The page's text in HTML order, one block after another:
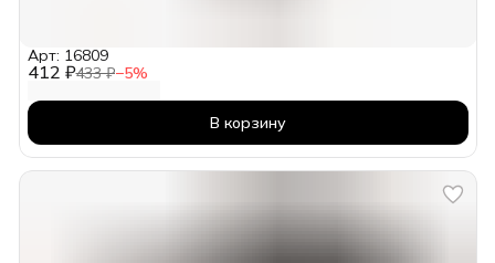
412 ₽433 ₽−5%
Арт: 16809
В корзину